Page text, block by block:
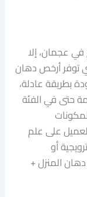
عجمان، إلا
توفر أرخص دهان
بطريقة عادلة،
حتى في الفئة
على علم
أو
المنزل +